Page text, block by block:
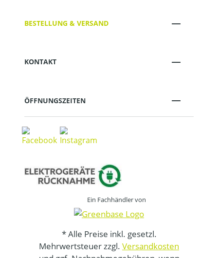
BESTELLUNG & VERSAND
KONTAKT
ÖFFNUNGSZEITEN
Ein Fachhändler von
* Alle Preise inkl. gesetzl.
Mehrwertsteuer zzgl. Versandkosten